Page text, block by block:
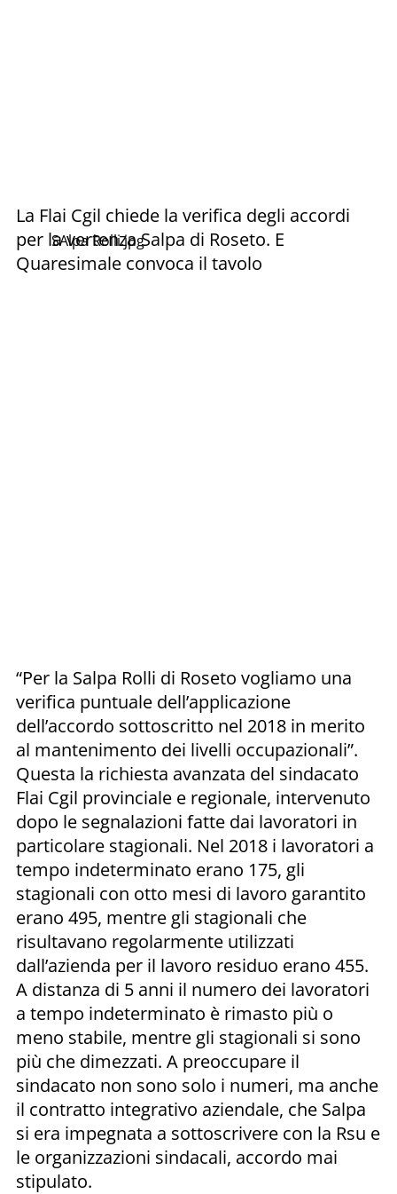
SAlpa Rolli.jpg
La Flai Cgil chiede la verifica degli accordi
per la vertenza Salpa di Roseto. E
Quaresimale convoca il tavolo
“Per la Salpa Rolli di Roseto vogliamo una
verifica puntuale dell’applicazione
dell’accordo sottoscritto nel 2018 in merito
al mantenimento dei livelli occupazionali”.
Questa la richiesta avanzata del sindacato
Flai Cgil provinciale e regionale, intervenuto
dopo le segnalazioni fatte dai lavoratori in
particolare stagionali. Nel 2018 i lavoratori a
tempo indeterminato erano 175, gli
stagionali con otto mesi di lavoro garantito
erano 495, mentre gli stagionali che
risultavano regolarmente utilizzati
dall’azienda per il lavoro residuo erano 455.
A distanza di 5 anni il numero dei lavoratori
a tempo indeterminato è rimasto più o
meno stabile, mentre gli stagionali si sono
più che dimezzati. A preoccupare il
sindacato non sono solo i numeri, ma anche
il contratto integrativo aziendale, che Salpa
si era impegnata a sottoscrivere con la Rsu e
le organizzazioni sindacali, accordo mai
stipulato.